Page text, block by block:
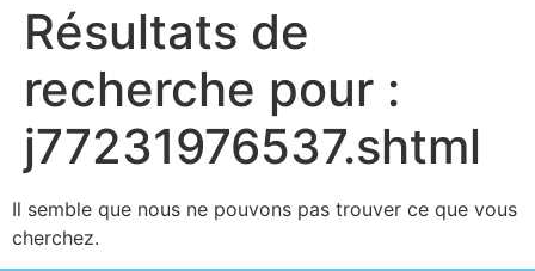
Résultats de
recherche pour :
j77231976537.shtml
Il semble que nous ne pouvons pas trouver ce que vous
cherchez.